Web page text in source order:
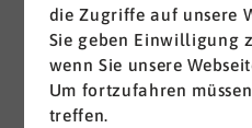
die Zugriffe auf unsere
Sie geben Einwilligung
wenn Sie unsere
Um fortzufahren
treffen.